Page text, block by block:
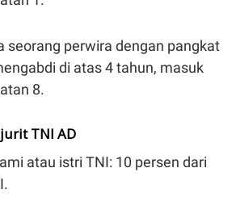
seorang perwira dengan pangkat
di atas 4 tahun, masuk
8.
TNI AD
atau istri TNI: 10 persen dari